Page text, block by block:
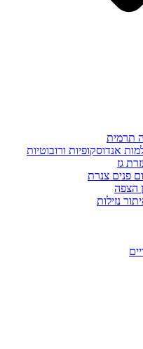
תרמית
אנדוסקופיות ורובוטיות
גז
פנים צנרת
הצפה
נזילות